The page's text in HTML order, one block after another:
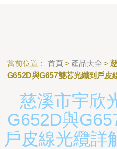
當前位置： 首頁 > 產品大全 >
G652D與G657雙芯光纖到戶皮
慈溪市宇欣
G652D與
戶皮線光纜詳